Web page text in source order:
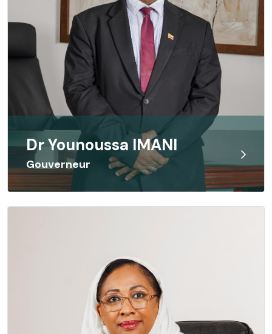
Dr Younoussa IMANI
Gouverneur